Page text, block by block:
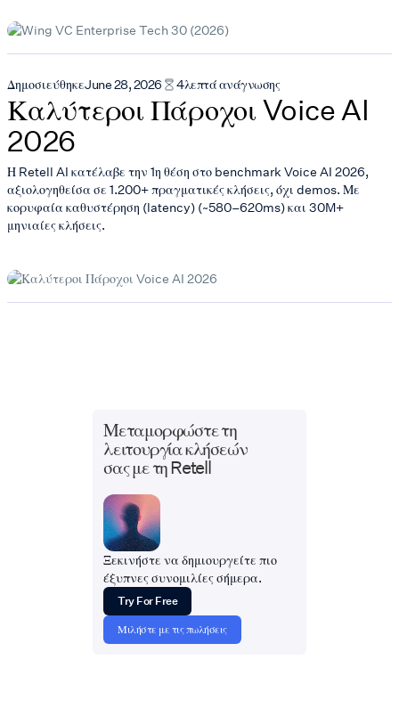
ΔημοσιεύθηκεJune 28, 2026 4λεπτά ανάγνωσης
Καλύτεροι Πάροχοι Voice AI
2026
Η Retell AI κατέλαβε την 1η θέση στο benchmark Voice AI 2026,
αξιολογηθείσα σε 1.200+ πραγματικές κλήσεις, όχι demos. Με
κορυφαία καθυστέρηση (latency) (~580–620ms) και 30M+
μηνιαίες κλήσεις.
Μεταμορφώστε τη
λειτουργία κλήσεών
σας με τη Retell
Ξεκινήστε να δημιουργείτε πιο
έξυπνες συνομιλίες σήμερα.
Try For Free
Μιλήστε με τις πωλήσεις